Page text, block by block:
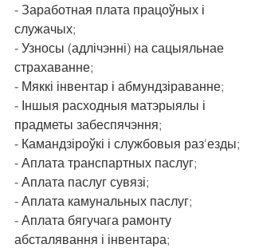
- Заработная плата працоўных і
служачых;
- Узносы (адлічэнні) на сацыяльнае
страхаванне;
- Мяккі інвентар і абмундзіраванне;
- Іншыя расходныя матэрыялы і
прадметы забеспячэння;
- Камандзіроўкі і службовыя раз'езды;
- Аплата транспартных паслуг;
- Аплата паслуг сувязі;
- Аплата камунальных паслуг;
- Аплата бягучага рамонту
абсталявання і інвентара;